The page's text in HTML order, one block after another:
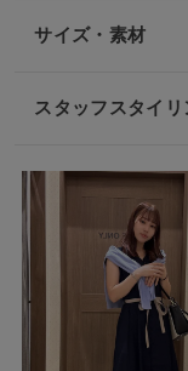
サイズ・素材
スタッフスタイリ